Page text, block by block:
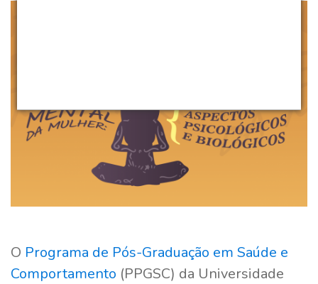
O Programa de Pós-Graduação em Saúde e
Comportamento (PPGSC) da Universidade